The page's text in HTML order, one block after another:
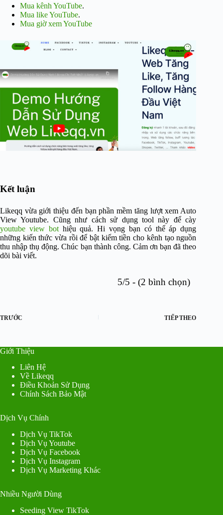
Mua kênh YouTube.
Mua like YouTube.
Mua giờ xem YouTube
Kết luận
Likeqq vừa giới thiệu đến bạn phần mềm tăng lượt xem Auto
View Youtube. Cũng như cách sử dụng tool này để cày
youtube view bothiệu quả. Hi vọng bạn có thể áp dụng
những kiến thức vừa rồi để bật kiếm tiền cho kênh tạo nguồn
thu nhập thụ động. Chúc bạn thành công. Cảm ơn bạn đã theo
dõi bài viết.
5/5 - (2 bình chọn)
TRƯỚC TIẾP THEO
Giới Thiệu
Liên Hệ
Về Likeqq
Điều Khoản Sử Dụng
Chính Sách Bảo Mật
Dịch Vụ Chính
Dịch Vụ TikTok
Dịch Vụ Youtube
Dịch Vụ Facebook
Dịch Vụ Instagram
Dịch Vụ Marketing Khác
Nhiều Người Dùng
Seeding View TikTok